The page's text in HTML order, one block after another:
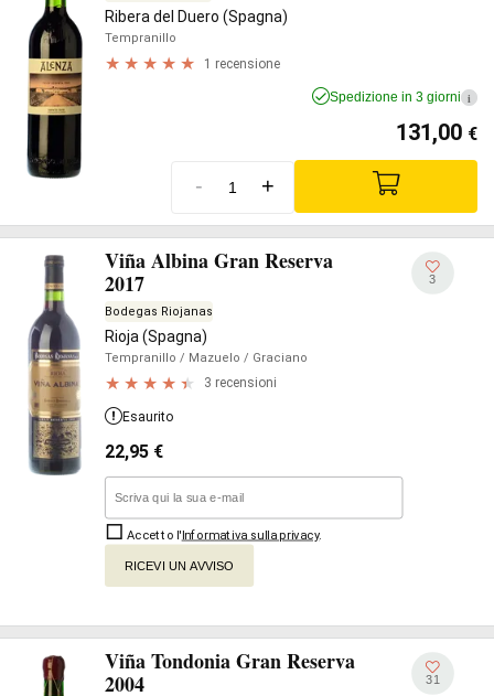
Ribera del Duero (Spagna)
Tempranillo
1 recensione
Spedizione in 3 giorni i
131,00 €
- +
Viña Albina Gran Reserva
2017
Bodegas Riojanas
Rioja (Spagna)
Tempranillo / Mazuelo / Graciano
3 recensioni
3
Esaurito
22,95 €
Accetto l'Informativa sulla privacy.
RICEVI UN AVVISO
Viña Tondonia Gran Reserva
2004
31